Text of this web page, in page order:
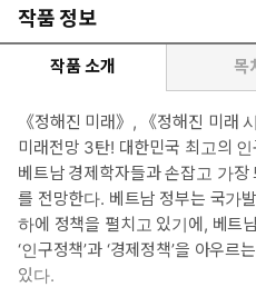
작품 정보
작품 소개 목
《정해진 미래》, 《정해진 미래
미래전망 3탄! 대한민국 최고의
베트남 경제학자들과 손잡고 가
를 전망한다. 베트남 정부는 국가
하에 정책을 펼치고 있기에, 베트
‘인구정책’과 ‘경제정책’을 아우
있다.